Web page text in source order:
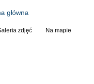
główna
zdjęć Na mapie